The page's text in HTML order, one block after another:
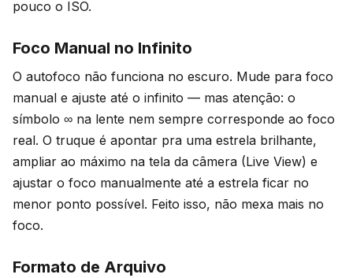
pouco o ISO.
Foco Manual no Infinito
O autofoco não funciona no escuro. Mude para foco
manual e ajuste até o infinito — mas atenção: o
símbolo ∞ na lente nem sempre corresponde ao foco
real. O truque é apontar pra uma estrela brilhante,
ampliar ao máximo na tela da câmera (Live View) e
ajustar o foco manualmente até a estrela ficar no
menor ponto possível. Feito isso, não mexa mais no
foco.
Formato de Arquivo